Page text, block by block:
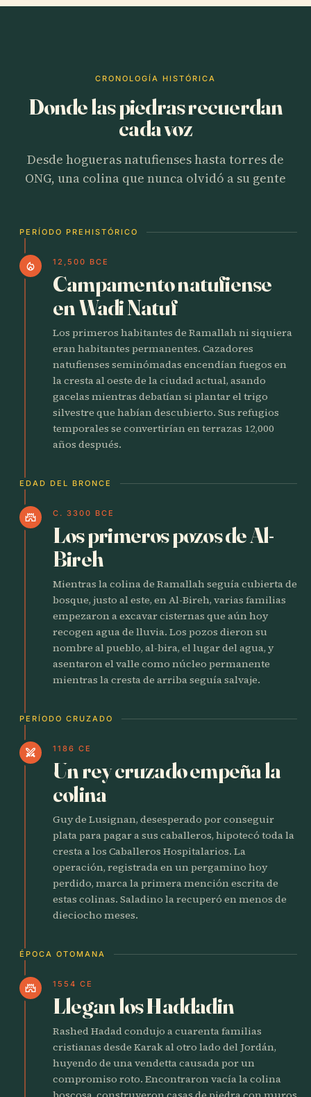
CRONOLOGÍA HISTÓRICA
Donde las piedras recuerdan
cada voz
Desde hogueras natufienses hasta torres de
ONG, una colina que nunca olvidó a su gente
PERÍODO PREHISTÓRICO
local_fire_department 12,500 BCE
Campamento natufiense
en Wadi Natuf
Los primeros habitantes de Ramallah ni siquiera
eran habitantes permanentes. Cazadores
natufienses seminómadas encendían fuegos en
la cresta al oeste de la ciudad actual, asando
gacelas mientras debatían si plantar el trigo
silvestre que habían descubierto. Sus refugios
temporales se convertirían en terrazas 12,000
años después.
EDAD DEL BRONCE
castle C. 3300 BCE
Los primeros pozos de Al-
Bireh
Mientras la colina de Ramallah seguía cubierta de
bosque, justo al este, en Al-Bireh, varias familias
empezaron a excavar cisternas que aún hoy
recogen agua de lluvia. Los pozos dieron su
nombre al pueblo, al-bira, el lugar del agua, y
asentaron el valle como núcleo permanente
mientras la cresta de arriba seguía salvaje.
PERÍODO CRUZADO
swords 1186 CE
Un rey cruzado empeña la
colina
Guy de Lusignan, desesperado por conseguir
plata para pagar a sus caballeros, hipotecó toda la
cresta a los Caballeros Hospitalarios. La
operación, registrada en un pergamino hoy
perdido, marca la primera mención escrita de
estas colinas. Saladino la recuperó en menos de
dieciocho meses.
ÉPOCA OTOMANA
castle 1554 CE
Llegan los Haddadin
Rashed Hadad condujo a cuarenta familias
cristianas desde Karak al otro lado del Jordán,
huyendo de una vendetta causada por un
compromiso roto. Encontraron vacía la colina